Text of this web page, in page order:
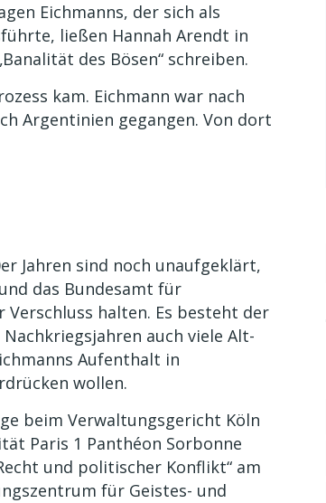
Eichmanns, der sich als
ließen Hannah Arendt in
des Bösen“ schreiben.
kam. Eichmann war nach
Argentinien gegangen. Von dort
Jahren sind noch unaufgeklärt,
das Bundesamt für
halten. Es besteht der
auch viele Alt-
Aufenthalt in
wollen.
beim Verwaltungsgericht Köln
Paris 1 Panthéon Sorbonne
und politischer Konflikt“ am
für Geistes- und